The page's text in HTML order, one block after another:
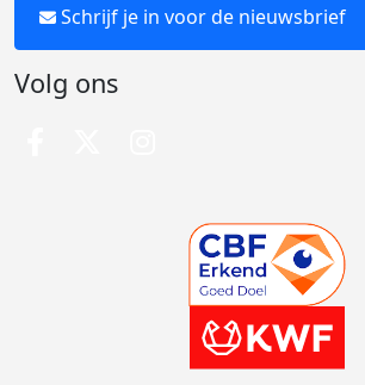
Schrijf je in voor de nieuwsbrief
Volg ons